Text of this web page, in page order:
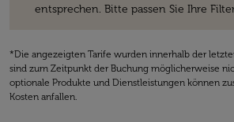
entsprechen. Bitte passen Sie Ihre
*Die angezeigten Tarife wurden innerhalb der
sind zum Zeitpunkt der Buchung möglicherweise
optionale Produkte und Dienstleistungen können
Kosten anfallen.